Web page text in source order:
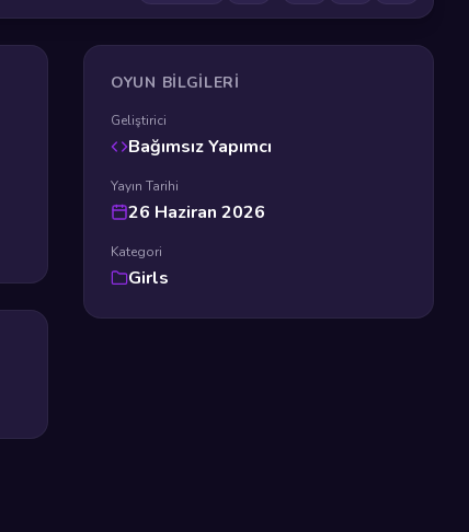
OYUN BILGILERI
Geliştirici
Bağımsız Yapımcı
Yayın Tarihi
26 Haziran 2026
Kategori
Girls